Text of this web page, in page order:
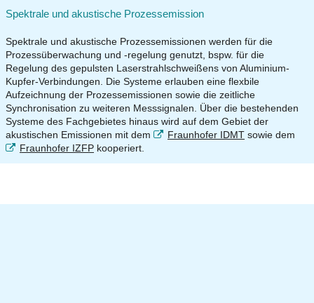
Spektrale und akustische Prozessemission
Spektrale und akustische Prozessemissionen werden für die
Prozessüberwachung und -regelung genutzt, bspw. für die
Regelung des gepulsten Laserstrahlschweißens von Aluminium-
Kupfer-Verbindungen. Die Systeme erlauben eine flexbile
Aufzeichnung der Prozessemissionen sowie die zeitliche
Synchronisation zu weiteren Messsignalen. Über die bestehenden
Systeme des Fachgebietes hinaus wird auf dem Gebiet der
akustischen Emissionen mit dem
Fraunhofer IDMT sowie dem
Fraunhofer IZFP kooperiert.